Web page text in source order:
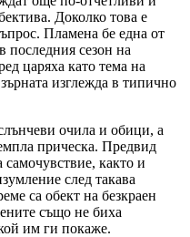
Доколко това е
Пламена бе една от
последния сезон на
царяха като тема на
изглежда в типично
очила и обици, а
прическа. Предвид
както и
след такава
са обект на безкраен
също не биха
им ги покаже.